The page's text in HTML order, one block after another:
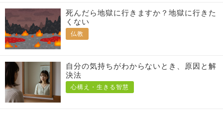
死んだら地獄に行きますか？地獄に行きた
くない
仏教
自分の気持ちがわからないとき、原因と解
決法
心構え・生きる智慧